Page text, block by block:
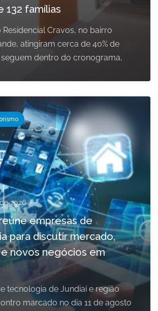
132 famílias
Cravos, no bairro
atingiram cerca de 40% de
dentro do cronograma,
2026
empresas de
para discutir mercado,
novos negócios em
tecnologia de Jundiaí e região
marcado no dia 11 de agosto